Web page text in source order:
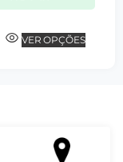
VER OPÇÕES